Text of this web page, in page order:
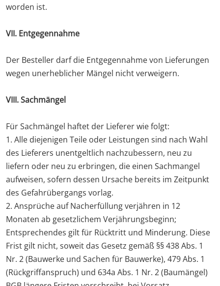
worden ist.
VII. Entgegennahme
Der Besteller darf die Entgegennahme von Lieferungen
wegen unerheblicher Mängel nicht verweigern.
VIII. Sachmängel
Für Sachmängel haftet der Lieferer wie folgt:
1. Alle diejenigen Teile oder Leistungen sind nach Wahl
des Lieferers unentgeltlich nachzubessern, neu zu
liefern oder neu zu erbringen, die einen Sachmangel
aufweisen, sofern dessen Ursache bereits im Zeitpunkt
des Gefahrübergangs vorlag.
2. Ansprüche auf Nacherfüllung verjähren in 12
Monaten ab gesetzlichem Verjährungsbeginn;
Entsprechendes gilt für Rücktritt und Minderung. Diese
Frist gilt nicht, soweit das Gesetz gemäß §§ 438 Abs. 1
Nr. 2 (Bauwerke und Sachen für Bauwerke), 479 Abs. 1
(Rückgriffanspruch) und 634a Abs. 1 Nr. 2 (Baumängel)